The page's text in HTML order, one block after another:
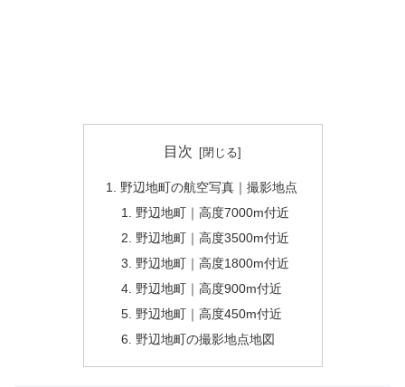
目次
野辺地町の航空写真｜撮影地点
野辺地町｜高度7000m付近
野辺地町｜高度3500m付近
野辺地町｜高度1800m付近
野辺地町｜高度900m付近
野辺地町｜高度450m付近
野辺地町の撮影地点地図